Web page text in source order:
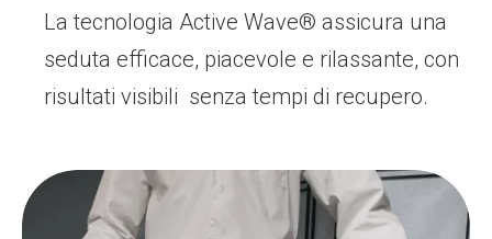
La tecnologia Active Wave® assicura una
seduta efficace, piacevole e rilassante, con
risultati visibili senza tempi di recupero.